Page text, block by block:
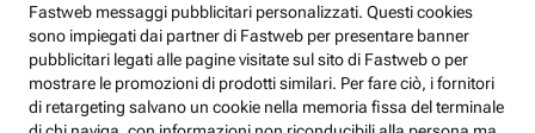
Fastweb messaggi pubblicitari personalizzati. Questi cookies
sono impiegati dai partner di Fastweb per presentare banner
pubblicitari legati alle pagine visitate sul sito di Fastweb o per
mostrare le promozioni di prodotti similari. Per fare ciò, i fornitori
di retargeting salvano un cookie nella memoria fissa del terminale